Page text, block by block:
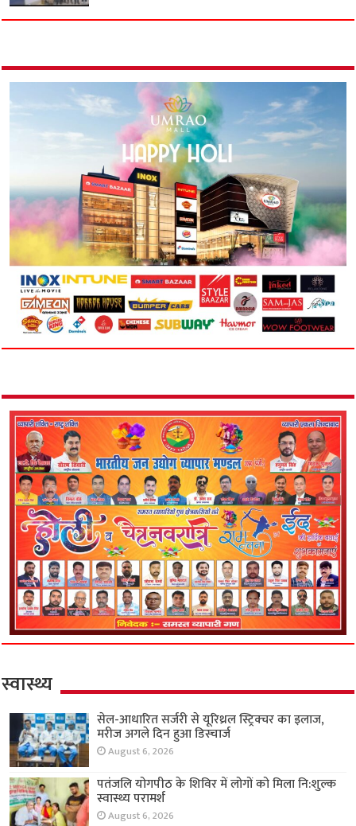
स्वास्थ्य
सेल-आधारित सर्जरी से यूरिथ्रल स्ट्रिक्चर का इलाज,
मरीज अगले दिन हुआ डिस्चार्ज
August 6, 2026
पतंजलि योगपीठ के शिविर में लोगों को मिला नि:शुल्क
स्वास्थ्य परामर्श
August 6, 2026